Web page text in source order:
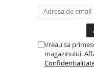
Vreau sa
magazinului.